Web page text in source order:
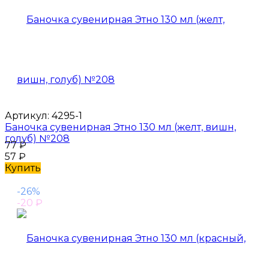
Артикул: 4295-1
Баночка сувенирная Этно 130 мл (желт, вишн,
голуб) №208
77₽
57 ₽
Купить
-26%
-20 ₽